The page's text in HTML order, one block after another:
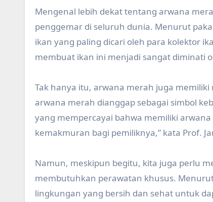
Mengenal lebih dekat tentang arwana
penggemar di seluruh dunia. Menurut
ikan yang paling dicari oleh para kolektor
membuat ikan ini menjadi sangat diminati
Tak hanya itu, arwana merah juga
arwana merah dianggap sebagai simbol
yang mempercayai bahwa memiliki
kemakmuran bagi pemiliknya,” kata Prof.
Namun, meskipun begitu, kita juga perlu
membutuhkan perawatan khusus.
lingkungan yang bersih dan sehat untuk